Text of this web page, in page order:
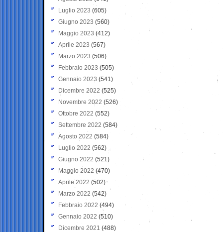
Luglio 2023 (605)
Giugno 2023 (560)
Maggio 2023 (412)
Aprile 2023 (567)
Marzo 2023 (506)
Febbraio 2023 (505)
Gennaio 2023 (541)
Dicembre 2022 (525)
Novembre 2022 (526)
Ottobre 2022 (552)
Settembre 2022 (584)
Agosto 2022 (584)
Luglio 2022 (562)
Giugno 2022 (521)
Maggio 2022 (470)
Aprile 2022 (502)
Marzo 2022 (542)
Febbraio 2022 (494)
Gennaio 2022 (510)
Dicembre 2021 (488)